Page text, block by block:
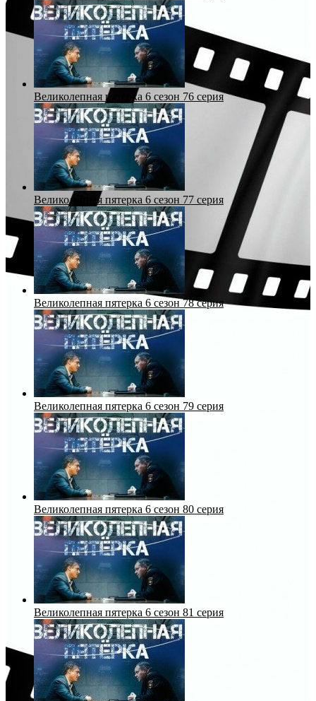
Великолепная пятерка 6 сезон 76 серия
Великолепная пятерка 6 сезон 77 серия
Великолепная пятерка 6 сезон 78 серия
Великолепная пятерка 6 сезон 79 серия
Великолепная пятерка 6 сезон 80 серия
Великолепная пятерка 6 сезон 81 серия